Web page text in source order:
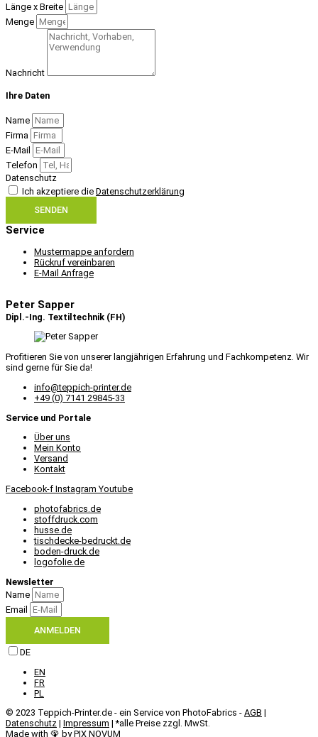
Länge x Breite
Menge
Nachricht
Ihre Daten
Name
Firma
E-Mail
Telefon
Datenschutz
Ich akzeptiere die Datenschutzerklärung
SENDEN
Service
Mustermappe anfordern
Rückruf vereinbaren
E-Mail Anfrage
Peter Sapper
Dipl.-Ing. Textiltechnik (FH)
Profitieren Sie von unserer langjährigen Erfahrung und Fachkompetenz. Wir
sind gerne für Sie da!
info@teppich-printer.de
+49 (0) 7141 29845-33
Service und Portale
Über uns
Mein Konto
Versand
Kontakt
Facebook-f Instagram Youtube
photofabrics.de
stoffdruck.com
husse.de
tischdecke-bedruckt.de
boden-druck.de
logofolie.de
Newsletter
Name
Email
ANMELDEN
DE
EN
FR
PL
© 2023 Teppich-Printer.de - ein Service von PhotoFabrics - AGB |
Datenschutz | Impressum | *alle Preise zzgl. MwSt.
Made with 🦚 by PIX NOVUM​